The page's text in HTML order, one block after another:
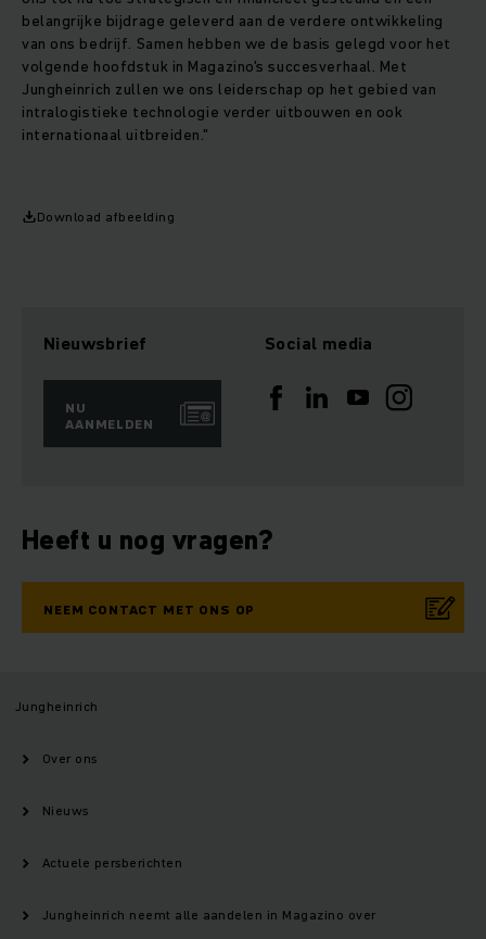
belangrijke bijdrage geleverd aan de verdere ontwikkeling
van ons bedrijf. Samen hebben we de basis gelegd voor het
volgende hoofdstuk in Magazino's succesverhaal. Met
Jungheinrich zullen we ons leiderschap op het gebied van
intralogistieke technologie verder uitbouwen en ook
internationaal uitbreiden."
Download afbeelding
Nieuwsbrief
NU
AANMELDEN
Social media
Heeft u nog vragen?
NEEM CONTACT MET ONS OP
Jungheinrich
Over ons
Nieuws
Actuele persberichten
Jungheinrich neemt alle aandelen in Magazino over